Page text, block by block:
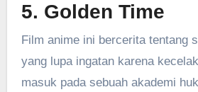
5. Golden Time
Film anime ini bercerita tentang
yang lupa ingatan karena
masuk pada sebuah akademi